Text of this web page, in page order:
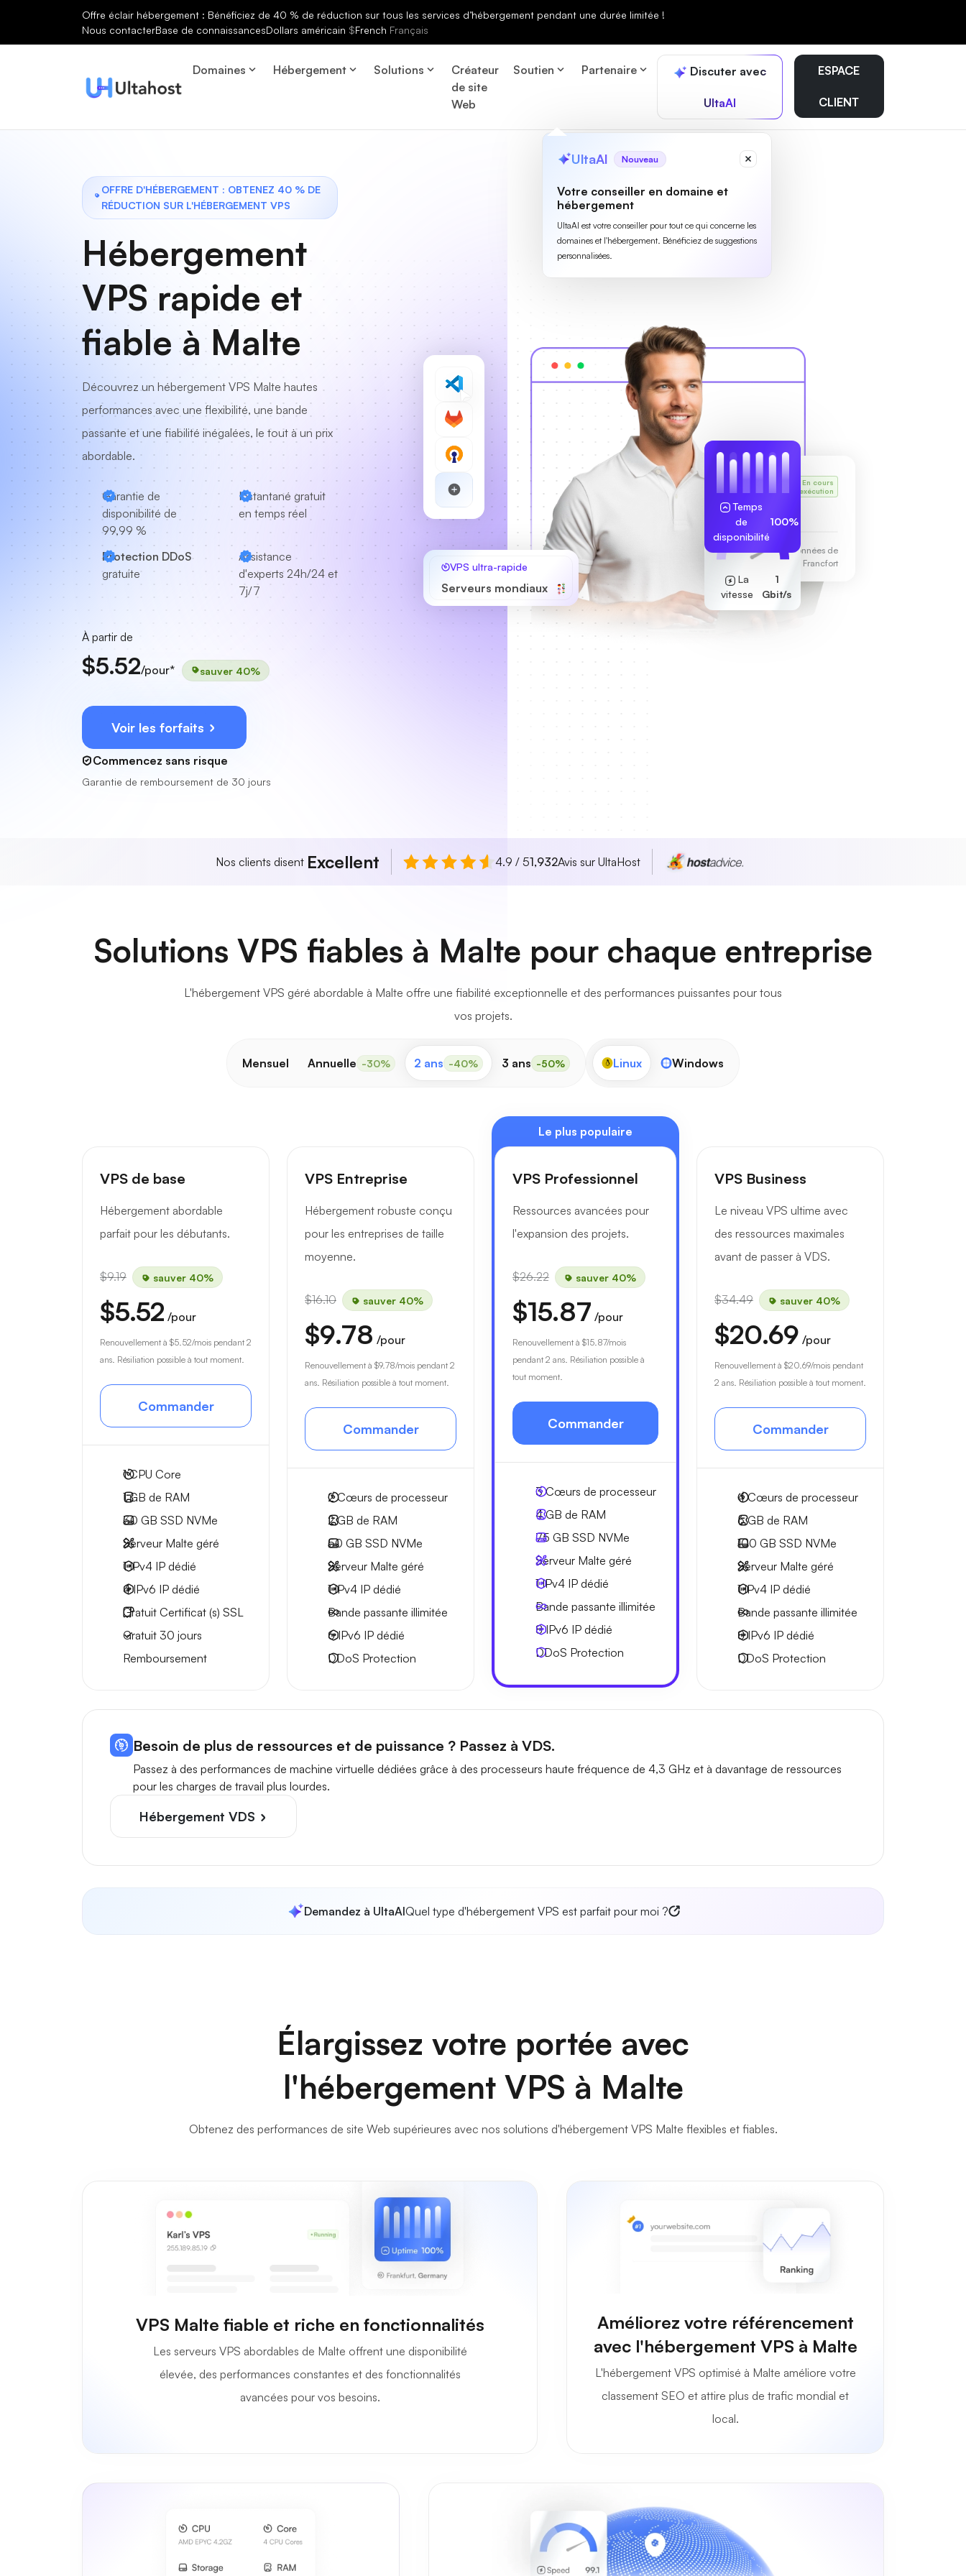
Offre éclair hébergement : Bénéficiez de 40 % de réduction sur tous les services d’hébergement pendant une durée limitée !
Nous contacterBase de connaissancesDollars américain $French Français
Domaines Hébergement Solutions
Créateur
de site
Web
Soutien Partenaire Discuter avec
UltaAI
UltaAI Nouveau
Votre conseiller en domaine et
hébergement
UltaAI est votre conseiller pour tout ce qui concerne les
domaines et l'hébergement. Bénéficiez de suggestions
personnalisées.
ESPACE
CLIENT
OFFRE D'HÉBERGEMENT : OBTENEZ 40 % DE
RÉDUCTION SUR L'HÉBERGEMENT VPS
Hébergement
VPS rapide et
fiable à Malte
Découvrez un hébergement VPS Malte hautes
performances avec une flexibilité, une bande
passante et une fiabilité inégalées, le tout à un prix
abordable.
Garantie de
disponibilité de
99,99 %
Instantané gratuit
en temps réel
Protection DDoS
gratuite
Assistance
d'experts 24h/24 et
7j/7
À partir de
$5.52/pour* sauver 40%
Voir les forfaits
Commencez sans risque
Garantie de remboursement de 30 jours
Le VPS
de Karl
En cours
d'exécution
255.189.85.19
Centre de données de
Francfort
La
vitesse
1
Gbit/s
Temps
de
disponibilité
100%
VPS ultra-rapide
Serveurs mondiaux
Nos clients disent Excellent 4.9 / 51,932Avis sur UltaHost
Solutions VPS fiables à Malte pour chaque entreprise
L'hébergement VPS géré abordable à Malte offre une fiabilité exceptionnelle et des performances puissantes pour tous
vos projets.
Mensuel Annuelle -30% 2 ans -40% 3 ans -50% Linux Windows
VPS de base
Hébergement abordable
parfait pour les débutants.
$9.19 sauver 40%
$5.52 /pour
Renouvellement à $5.52/mois pendant 2
ans. Résiliation possible à tout moment.
Commander
1CPU Core
1 GB de RAM
30 GB SSD NVMe
Serveur Malte géré
1 IPv4 IP dédié
4 IPv6 IP dédié
Gratuit Certificat (s) SSL
Gratuit 30 jours
Remboursement
VPS Entreprise
Hébergement robuste conçu
pour les entreprises de taille
moyenne.
$16.10 sauver 40%
$9.78 /pour
Renouvellement à $9.78/mois pendant 2
ans. Résiliation possible à tout moment.
Commander
2Cœurs de processeur
2 GB de RAM
50 GB SSD NVMe
Serveur Malte géré
1 IPv4 IP dédié
Bande passante illimitée
6 IPv6 IP dédié
DDoS Protection
Le plus populaire
VPS Professionnel
Ressources avancées pour
l'expansion des projets.
$26.22 sauver 40%
$15.87 /pour
Renouvellement à $15.87/mois
pendant 2 ans. Résiliation possible à
tout moment.
Commander
3Cœurs de processeur
4 GB de RAM
75 GB SSD NVMe
Serveur Malte géré
1 IPv4 IP dédié
Bande passante illimitée
8 IPv6 IP dédié
DDoS Protection
VPS Business
Le niveau VPS ultime avec
des ressources maximales
avant de passer à VDS.
$34.49 sauver 40%
$20.69 /pour
Renouvellement à $20.69/mois pendant
2 ans. Résiliation possible à tout moment.
Commander
4Cœurs de processeur
6 GB de RAM
100 GB SSD NVMe
Serveur Malte géré
1 IPv4 IP dédié
Bande passante illimitée
8 IPv6 IP dédié
DDoS Protection
Besoin de plus de ressources et de puissance ? Passez à VDS.
Passez à des performances de machine virtuelle dédiées grâce à des processeurs haute fréquence de 4,3 GHz et à davantage de ressources
pour les charges de travail plus lourdes.
Hébergement VDS
Demandez à UltaAIQuel type d'hébergement VPS est parfait pour moi ?
Élargissez votre portée avec
l'hébergement VPS à Malte
Obtenez des performances de site Web supérieures avec nos solutions d'hébergement VPS Malte flexibles et fiables.
VPS Malte fiable et riche en fonctionnalités
Les serveurs VPS abordables de Malte offrent une disponibilité
élevée, des performances constantes et des fonctionnalités
avancées pour vos besoins.
Améliorez votre référencement
avec l'hébergement VPS à Malte
L'hébergement VPS optimisé à Malte améliore votre
classement SEO et attire plus de trafic mondial et
local.